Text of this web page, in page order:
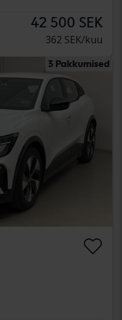
42 500 SEK
362 SEK/kuu
3 Pakkumised